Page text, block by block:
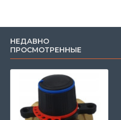
НЕДАВНО
ПРОСМОТРЕННЫЕ